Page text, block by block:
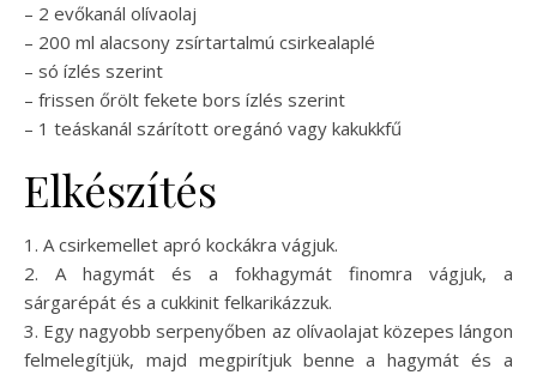
– 2 evőkanál olívaolaj
– 200 ml alacsony zsírtartalmú csirkealaplé
– só ízlés szerint
– frissen őrölt fekete bors ízlés szerint
– 1 teáskanál szárított oregánó vagy kakukkfű
Elkészítés
1. A csirkemellet apró kockákra vágjuk.
2. A hagymát és a fokhagymát finomra vágjuk, a
sárgarépát és a cukkinit felkarikázzuk.
3. Egy nagyobb serpenyőben az olívaolajat közepes lángon
felmelegítjük, majd megpirítjuk benne a hagymát és a